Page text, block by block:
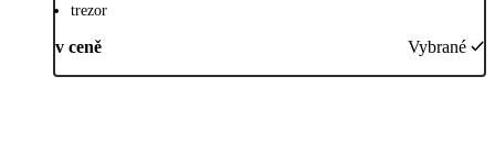
trezor
v ceně Vybrané